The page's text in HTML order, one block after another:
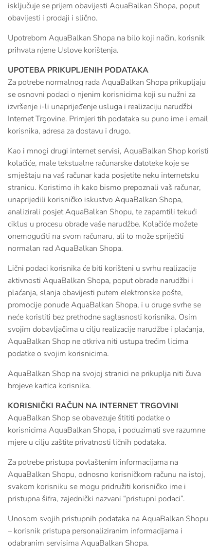
isključuje se prijem obavijesti AquaBalkan Shopa, poput
obavijesti i prodaji i slično.
Upotrebom AquaBalkan Shopa na bilo koji način, korisnik
prihvata njene Uslove korištenja.
UPOTEBA PRIKUPLJENIH PODATAKA
Za potrebe normalnog rada AquaBalkan Shopa prikupljaju
se osnovni podaci o njenim korisnicima koji su nužni za
izvršenje i-li unaprijeđenje usluga i realizaciju narudžbi
Internet Trgovine. Primjeri tih podataka su puno ime i email
korisnika, adresa za dostavu i drugo.
Kao i mnogi drugi internet servisi, AquaBalkan Shop koristi
kolačiće, male tekstualne računarske datoteke koje se
smještaju na vaš računar kada posjetite neku internetsku
stranicu. Koristimo ih kako bismo prepoznali vaš računar,
unaprijedili korisničko iskustvo AquaBalkan Shopa,
analizirali posjet AquaBalkan Shopu, te zapamtili tekući
ciklus u procesu obrade vaše narudžbe. Kolačiće možete
onemogućiti na svom računaru, ali to može spriječiti
normalan rad AquaBalkan Shopa.
Lični podaci korisnika će biti korišteni u svrhu realizacije
aktivnosti AquaBalkan Shopa, poput obrade narudžbi i
plaćanja, slanja obavijesti putem elektronske pošte,
promocije ponude AquaBalkan Shopa, i u druge svrhe se
neće koristiti bez prethodne saglasnosti korisnika. Osim
svojim dobavljačima u cilju realizacije narudžbe i plaćanja,
AquaBalkan Shop ne otkriva niti ustupa trećim licima
podatke o svojim korisnicima.
AquaBalkan Shop na svojoj stranici ne prikuplja niti čuva
brojeve kartica korisnika.
KORISNIČKI RAČUN NA INTERNET TRGOVINI
AquaBalkan Shop se obavezuje štititi podatke o
korisnicima AquaBalkan Shopa, i poduzimati sve razumne
mjere u cilju zaštite privatnosti ličnih podataka.
Za potrebe pristupa povlaštenim informacijama na
AquaBalkan Shopu, odnosno korisničkom računu na istoj,
svakom korisniku se mogu pridružiti korisničko ime i
pristupna šifra, zajednički nazvani “pristupni podaci”.
Unosom svojih pristupnih podataka na AquaBalkan Shopu
– korisnik pristupa personaliziranim informacijama i
odabranim servisima AquaBalkan Shopa.